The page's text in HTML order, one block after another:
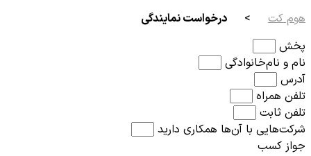
هوم کت > درخواست نمایندگی
پخش
نام و نام‌خانوادگی
آدرس
تلفن همراه
تلفن ثابت
شرکت‌هایی با آن‌ها همکاری دارید
جواز کسب